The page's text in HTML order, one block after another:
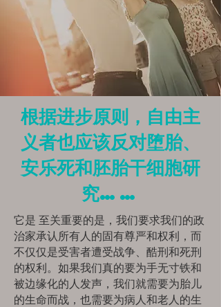
根据进步原则，自由主
义者也应该反对堕胎、
安乐死和胚胎干细胞研
究……
它是 至关重要的是，我们要求我们的政
治家承认所有人的固有尊严和权利，而
不仅仅是受害者遭受战争、酷刑和死刑
的权利。如果我们真的要为手无寸铁和
被边缘化的人发声，我们就需要为胎儿
的生命而战，也需要为病人和老人的生